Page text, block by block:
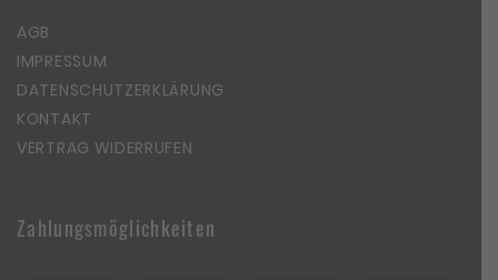
AGB
IMPRESSUM
DATENSCHUTZERKLÄRUNG
KONTAKT
VERTRAG WIDERRUFEN
Zahlungsmöglichkeiten